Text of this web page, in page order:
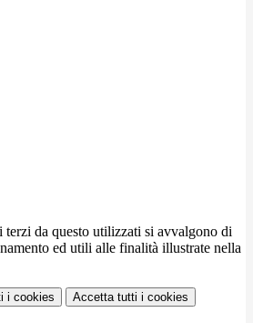
terzi da questo utilizzati si avvalgono di
ed utili alle finalità illustrate nella
i cookies Accetta tutti i cookies